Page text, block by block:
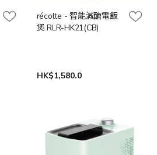
récolte - 智能減醣電飯
煲 RLR-HK21(CB)
HK$1,580.0